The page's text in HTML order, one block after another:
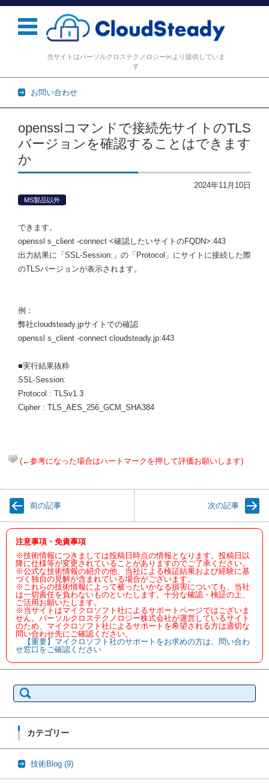
当サイトはパーソルクロステクノロジー㈱より提供していま
す
お問い合わせ
コンテンツに移動
opensslコマンドで接続先サイトのTLS
バージョンを確認することはできます
か
2024年11月10日
MS製品以外
できます。
openssl s_client -connect <確認したいサイトのFQDN>:443
出力結果に「SSL-Session:」の「Protocol」にサイトに接続した際
のTLSバージョンが表示されます。
例：
弊社cloudsteady.jpサイトでの確認
openssl s_client -connect cloudsteady.jp:443
■実行結果抜粋
SSL-Session:
Protocol : TLSv1.3
Cipher : TLS_AES_256_GCM_SHA384
(←参考になった場合はハートマークを押して評価お願いします)
前の記事 次の記事
注意事項・免責事項
※技術情報につきましては投稿日時点の情報となります。投稿日以
降に仕様等が変更されていることがありますのでご了承ください。
※公式な技術情報の紹介の他、当社による検証結果および経験に基
づく独自の見解が含まれている場合がございます。
※これらの技術情報によって被ったいかなる損害についても、当社
は一切責任を負わないものといたします。十分な確認・検証の上、
ご活用お願いたします。
※当サイトはマイクロソフト社によるサポートページではございま
せん。パーソルクロステクノロジー株式会社が運営しているサイト
のため、マイクロソフト社によるサポートを希望される方は適切な
問い合わせ先にご確認ください。
【重要】マイクロソフト社のサポートをお求めの方は、問い合わ
せ窓口をご確認ください
索:
カテゴリー
技術Blog (9)